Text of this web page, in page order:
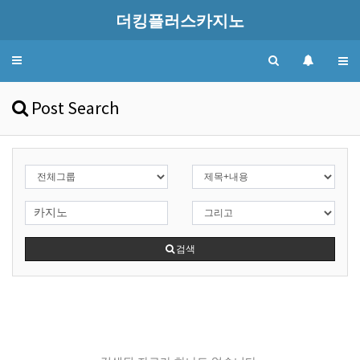
더킹플러스카지노
Toggle
Post Search
검색